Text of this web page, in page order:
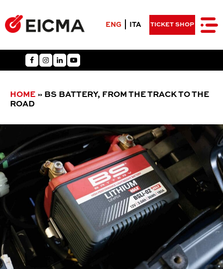
ENG ITA TICKET SHOP
HOME » BS BATTERY, FROM THE TRACK TO THE
ROAD